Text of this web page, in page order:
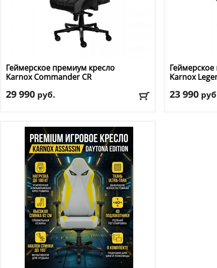
Геймерское премиум кресло
KarnoxCommander CR
29 990 руб.
Регулировка по высоте: есть
Материал обивки : экокожа
Подлокотники: да
Доставка:БЕСПЛАТНО, 2-3 дня
Karnox
23 990